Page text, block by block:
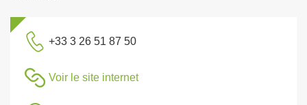
+33 3 26 51 87 50
Voir le site internet